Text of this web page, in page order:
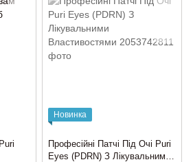
Новинка
Професійні Патчі Під Очі Puri
Eyes (PDRN) З Лікувальними